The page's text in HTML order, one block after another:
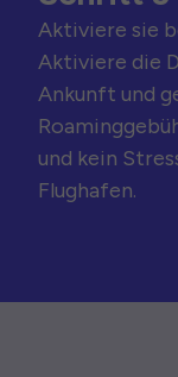
Aktiviere sie
Aktiviere die
Ankunft und
und kein
Flughafen.